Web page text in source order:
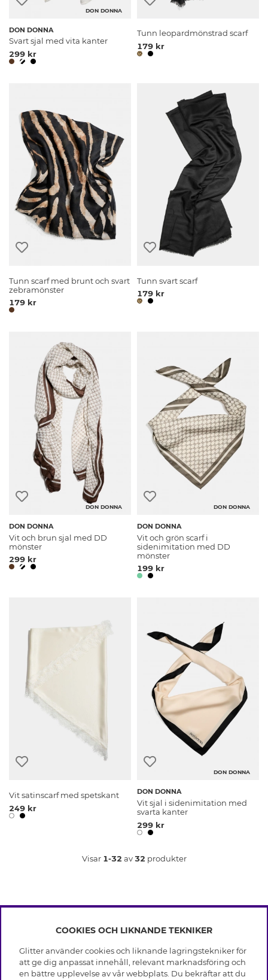
DON DONNA
DON DONNA
Svart sjal med vita kanter
299 kr
Tunn leopardmönstrad scarf
179 kr
Tunn scarf med brunt och svart
zebramönster
179 kr
Tunn svart scarf
179 kr
DON DONNA
DON DONNA
Vit och brun sjal med DD
mönster
299 kr
DON DONNA
DON DONNA
Vit och grön scarf i
sidenimitation med DD
mönster
199 kr
Vit satinscarf med spetskant
249 kr
DON DONNA
DON DONNA
Vit sjal i sidenimitation med
svarta kanter
299 kr
Visar 1-32 av32 produkter
INFO
Leverans
Villkor
OM GLITTER
COOKIES OCH LIKNANDE TEKNIKER
Glitter använder cookies och liknande lagringstekniker för
att ge dig anpassat innehåll, relevant marknadsföring och
en bättre upplevelse av vår webbplats. Du bekräftar att du